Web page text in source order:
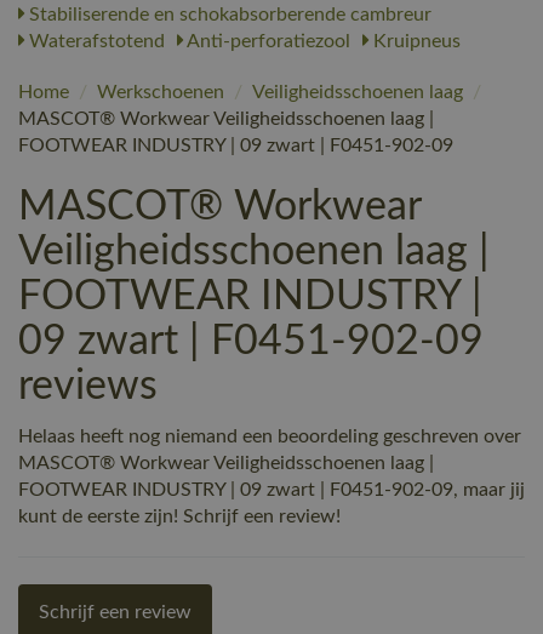
Stabiliserende en schokabsorberende cambreur
Waterafstotend
Anti-perforatiezool Kruipneus
Home / Werkschoenen / Veiligheidsschoenen laag
/
MASCOT® Workwear Veiligheidsschoenen laag |
FOOTWEAR INDUSTRY | 09 zwart | F0451-902-09
MASCOT® Workwear
Veiligheidsschoenen laag |
FOOTWEAR INDUSTRY |
09 zwart | F0451-902-09
reviews
Helaas heeft nog niemand een beoordeling geschreven over
MASCOT® Workwear Veiligheidsschoenen laag |
FOOTWEAR INDUSTRY | 09 zwart | F0451-902-09, maar jij
kunt de eerste zijn! Schrijf een review!
Schrijf een review